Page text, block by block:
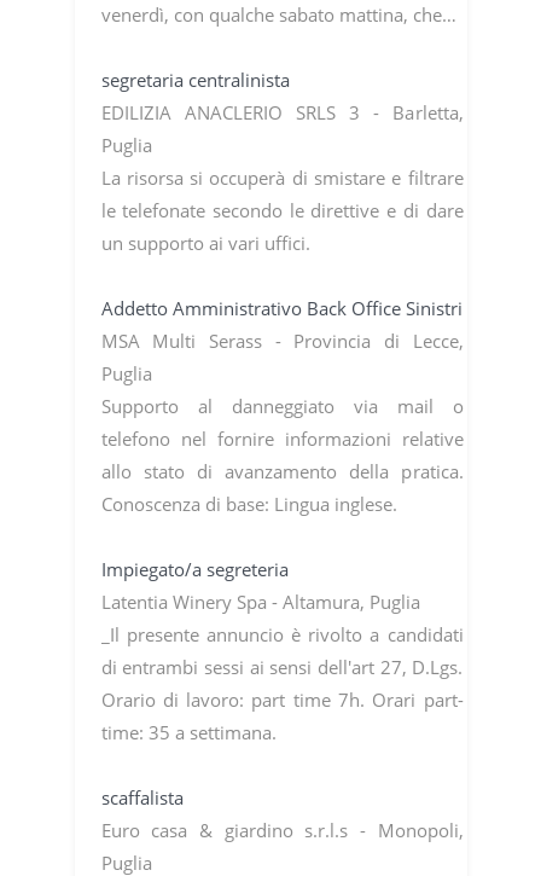
venerdì, con qualche sabato mattina, che…
segretaria centralinista
EDILIZIA ANACLERIO SRLS 3 - Barletta,
Puglia
La risorsa si occuperà di smistare e filtrare
le telefonate secondo le direttive e di dare
un supporto ai vari uffici.
Addetto Amministrativo Back Office Sinistri
MSA Multi Serass - Provincia di Lecce,
Puglia
Supporto al danneggiato via mail o
telefono nel fornire informazioni relative
allo stato di avanzamento della pratica.
Conoscenza di base: Lingua inglese.
Impiegato/a segreteria
Latentia Winery Spa - Altamura, Puglia
_Il presente annuncio è rivolto a candidati
di entrambi sessi ai sensi dell'art 27, D.Lgs.
Orario di lavoro: part time 7h. Orari part-
time: 35 a settimana.
scaffalista
Euro casa & giardino s.r.l.s - Monopoli,
Puglia